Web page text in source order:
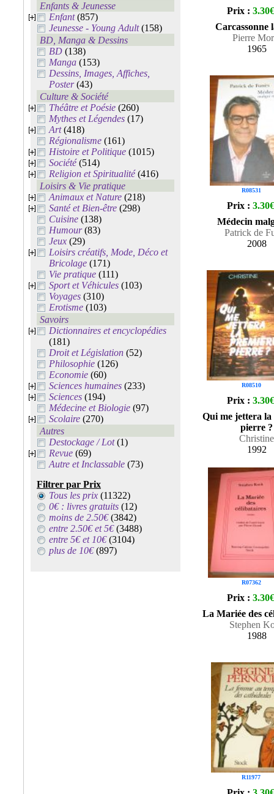
Enfants & Jeunesse
Enfant(857)
Jeunesse - Young Adult(158)
BD, Manga & Dessins
BD (138)
Manga (153)
Dessins, Images, Affiches,
Poster(43)
Culture & Société
Théâtre et Poésie (260)
Mythes et Légendes (17)
Art(418)
Régionalisme (161)
Histoire et Politique (1015)
Société(514)
Religion et Spiritualité(416)
Loisirs & Vie pratique
Animaux et Nature (218)
Santé et Bien-être (298)
Cuisine (138)
Humour(83)
Jeux (29)
Loisirs créatifs, Mode, Déco et
Bricolage (171)
Vie pratique (111)
Sport et Véhicules (103)
Voyages (310)
Erotisme (103)
Savoirs
Dictionnaires et encyclopédies
(181)
Droit et Législation (52)
Philosophie (126)
Economie (60)
Sciences humaines (233)
Sciences (194)
Médecine et Biologie (97)
Scolaire (270)
Autres
Destockage / Lot(1)
Revue (69)
Autre et Inclassable (73)
Filtrer par Prix
Tous les prix (11322)
0€ : livres gratuits (12)
moins de 2.50€(3842)
entre 2.50€ et 5€(3488)
entre 5€ et 10€(3104)
plus de 10€(897)
Prix : 3.30€
Carcassonne
Pierre
1965
R08531
Prix : 3.30€
Médecin
Patrick de
2008
R08510
Prix : 3.30€
Qui me jettera la
pierre ?
Christine
1992
R07362
Prix : 3.30€
La Mariée des
Stephen
1988
R11977